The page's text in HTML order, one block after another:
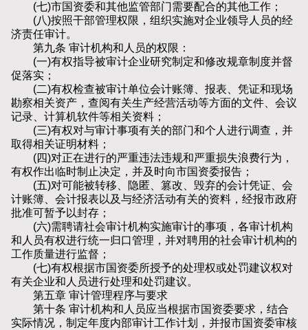
(七)市国资委和其他监管部门需要配合的其他工作；
(八)按照干部管理权限，组织实施对企业领导人员的经
济责任审计。
第九条 审计机构和人员的权限：
(一)有权指导被审计企业研究制定和修改规章制度并督
促落实；
(二)有权检查被审计单位会计账簿、报表、凭证和现场
勘察相关资产，查阅有关生产经营活动等方面的文件、会议
记录、计算机软件等相关资料；
(三)有权对与审计事项有关的部门和个人进行调查，并
取得相关证明材料；
(四)对正在进行的严重违法违规和严重损失浪费行为，
有权作出临时制止决定，并及时向市国资委报告；
(五)对可能被转移、隐匿、篡改、毁弃的会计凭证、会
计账簿、会计报表以及与经济活动有关的资料，经报市政府
批准可暂予以封存；
(六)需聘请社会审计机构实施审计的事项，各审计机构
和人员有权进行统一归口管理，并对聘用的社会审计机构的
工作质量进行监督；
(七)有权根据市国资委所授予的处理权或处罚建议权对
有关企业和人员进行处理和处罚建议。
第五章 审计管理程序与要求
第十条 审计机构和人员应当根据市国资委要求，结合
实际情况，制定年度内部审计工作计划，并报市国资委审核